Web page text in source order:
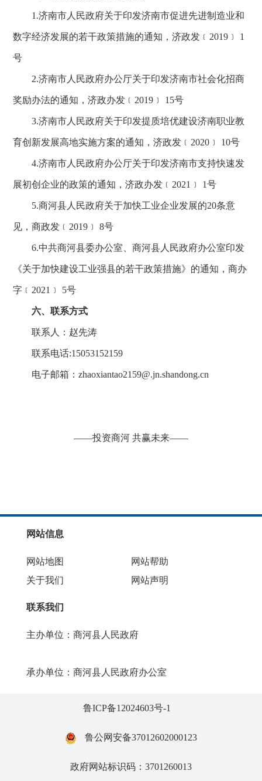
1.济南市人民政府关于印发济南市促进先进制造业和
数字经济发展的若干政策措施的通知，济政发﹝2019﹞ 1
号
2.济南市人民政府办公厅关于印发济南市社会化招商
奖励办法的通知，济政办发﹝2019﹞ 15号
3.济南市人民政府关于印发提质培优建设济南职业教
育创新发展高地实施方案的通知，济政发﹝2020﹞ 10号
4.济南市人民政府办公厅关于印发济南市支持快速发
展初创企业的政策的通知，济政办发﹝2021﹞ 1号
5.商河县人民政府关于加快工业企业发展的20条意
见，商政发﹝2019﹞ 8号
6.中共商河县委办公室、商河县人民政府办公室印发
《关于加快建设工业强县的若干政策措施》的通知，商办
字﹝2021﹞ 5号
六、联系方式
联系人：赵先涛
联系电话:15053152159
电子邮箱：zhaoxiantao2159@.jn.shandong.cn
——投资商河 共赢未来——
网站信息
网站地图
网站帮助
关于我们
网站声明
联系我们
主办单位：商河县人民政府
承办单位：商河县人民政府办公室
鲁ICP备12024603号-1
鲁公网安备37012602000123
政府网站标识码：3701260013